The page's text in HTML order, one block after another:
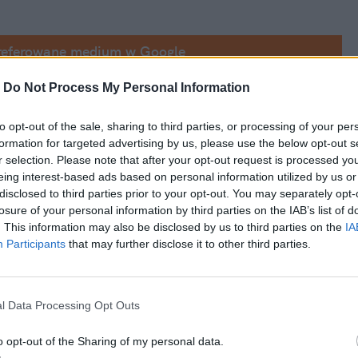
Do Not Process My Personal Information
opt-out of the sale, sharing to third parties, or processing of your
for targeted advertising by us, please use the below opt-out
selection. Please note that after your opt-out request is processed
interest-based ads based on personal information utilized by us
to third parties prior to your opt-out. You may separately
of your personal information by third parties on the IAB’s list of
This information may also be disclosed by us to third parties on the
Participants that may further disclose it to other third parties.
Data Processing Opt Outs
opt-out of the Sharing of my personal data.
medium w Google
za 50 milionów euro
opowiadając o zachowaniu Bayernu
Polski na MŚ 2022